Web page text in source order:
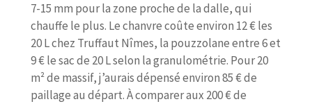
7-15 mm pour la zone proche de la dalle, qui
chauffe le plus. Le chanvre coûte environ 12 € les
20 L chez Truffaut Nîmes, la pouzzolane entre 6 et
9 € le sac de 20 L selon la granulométrie. Pour 20
m² de massif, j’aurais dépensé environ 85 € de
paillage au départ. À comparer aux 200 € de